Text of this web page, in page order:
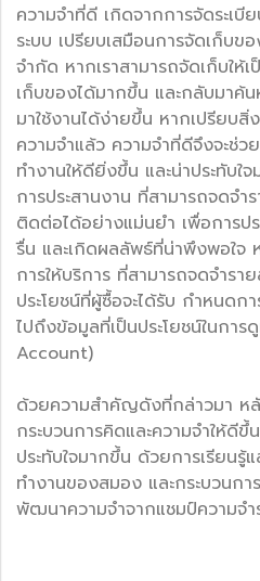
ความจำที่ดี เกิดจากการจัดระเบี
ระบบ เปรียบเสมือนการจัดเก็บ
จำกัด หากเราสามารถจัดเก็บให้เ
เก็บของได้มากขึ้น และกลับมาค้
มาใช้งานได้ง่ายขึ้น หากเปรียบ
ความจำแล้ว ความจำที่ดีจึงจะช่ว
ทำงานให้ดียิ่งขึ้น และน่าประทับใจ
การประสานงาน ที่สามารถจดจำ
ติดต่อได้อย่างแม่นยำ เพื่อการป
รื่น และเกิดผลลัพธ์ที่น่าพึงพอใจ
การให้บริการ ที่สามารถจดจำร
ประโยชน์ที่ผู้ซื้อจะได้รับ กำหนด
ไปถึงข้อมูลที่เป็นประโยชน์ในกา
Account)
ด้วยความสำคัญดังที่กล่าวมา ห
กระบวนการคิดและความจำให้ดี
ประทับใจมากขึ้น ด้วยการเรียนรู้แ
ทำงานของสมอง และกระบวนก
พัฒนาความจำจากแชมป์ความจำ